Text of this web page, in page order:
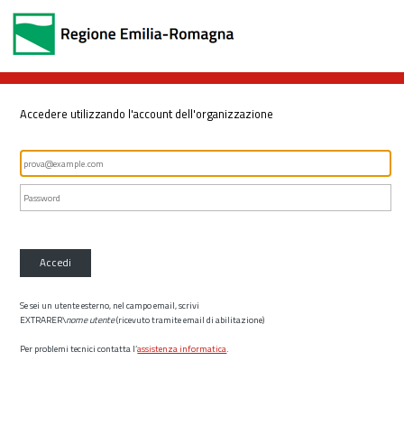
Accedere utilizzando l'account dell'organizzazione
Accedi
Se sei un utente esterno, nel campo email, scrivi
EXTRARER\nome utente(ricevuto tramite email di abilitazione)
Per problemi tecnici contatta l’assistenza informatica.